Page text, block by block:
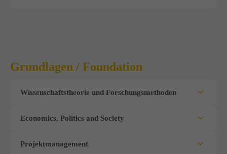
Grundlagen / Foundation
Wissenschaftstheorie und Forschungsmethoden
Economics, Politics and Society
Projektmanagement